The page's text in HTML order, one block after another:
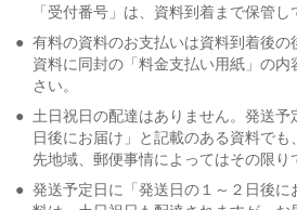
「受付番号」は、資料到着まで保管し
● 有料の資料のお支払いは資料到着後の
資料に同封の「料金支払い用紙」の
さい。
● 土日祝日の配達はありません。発送予
日後にお届け」と記載のある資料で
先地域、郵便事情によってはその限り
● 発送予定日に「発送日の１～２日後に